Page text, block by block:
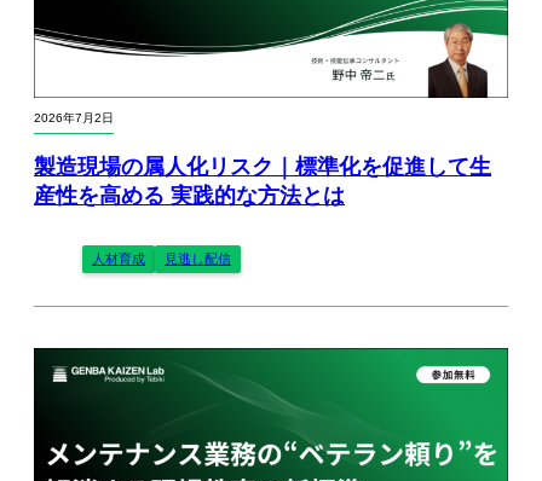
2026年7月2日
製造現場の属人化リスク｜標準化を促進して生
産性を高める 実践的な方法とは
人材育成 見逃し配信